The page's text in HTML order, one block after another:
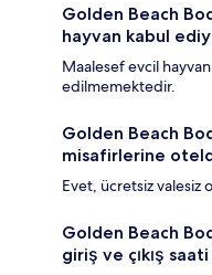
Golden Beach
hayvan kabul
Maalesef evcil
edilmemektedir.
Golden Beach
misafirlerine
Evet, ücretsiz valesiz
Golden Beach
giriş ve çıkış